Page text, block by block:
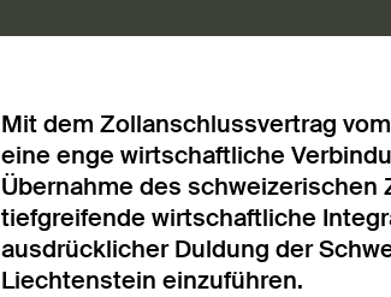
Mit dem Zollanschlussvertrag
eine enge wirtschaftliche
Übernahme des
tiefgreifende wirtschaftliche
ausdrücklicher Duldung der
Liechtenstein einzuführen.